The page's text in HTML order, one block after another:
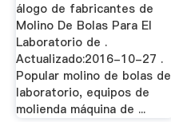
álogo de fabricantes de
Molino De Bolas Para El
Laboratorio de .
Actualizado:2016-10-27 .
Popular molino de bolas de
laboratorio, equipos de
molienda máquina de ...